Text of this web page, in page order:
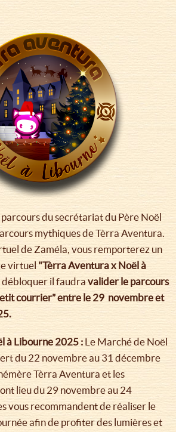
parcours du secrétariat du Père Noël
mythiques de Tèrra Aventura.
de Zaméla, vous remporterez un
virtuel "Tèrra Aventura x Noël à
débloquer il faudra valider le parcours
courrier” entre le 29 novembre et
à Libourne 2025 : Le Marché de Noël
du 22 novembre au 31 décembre
Tèrra Aventura et les
lieu du 29 novembre au 24
vous recommandent de réaliser le
afin de profiter des lumières et